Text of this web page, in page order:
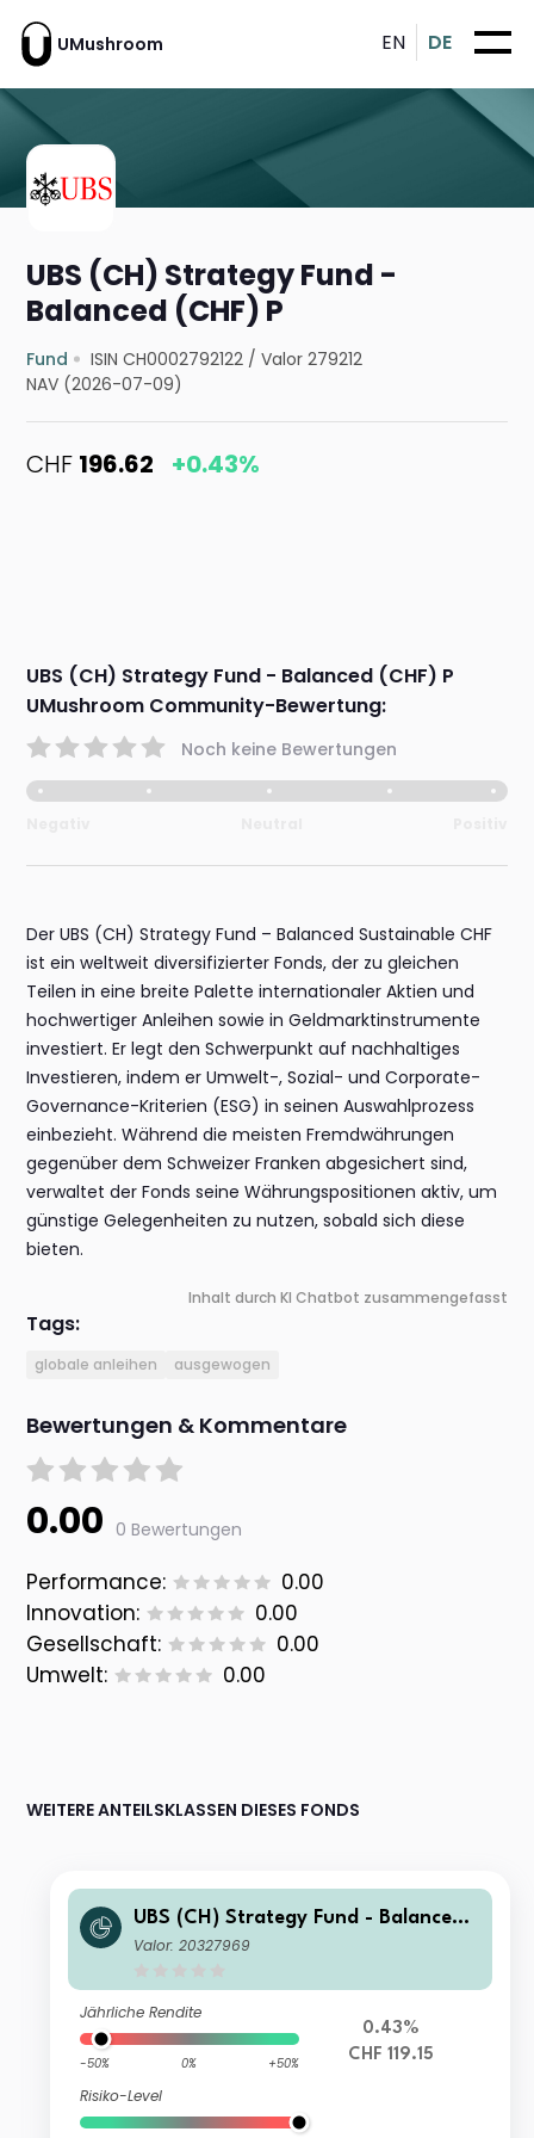
UMushroom EN DE
UBS (CH) Strategy Fund -
Balanced (CHF) P
Fund ISIN CH0002792122 /Valor 279212
NAV (2026-07-09)
CHF 196.62 +0.43%
UBS (CH) Strategy Fund - Balanced (CHF) P
UMushroom Community-Bewertung:
Noch keine Bewertungen
Der UBS (CH) Strategy Fund – Balanced Sustainable CHF
ist ein weltweit diversifizierter Fonds, der zu gleichen
Teilen in eine breite Palette internationaler Aktien und
hochwertiger Anleihen sowie in Geldmarktinstrumente
investiert. Er legt den Schwerpunkt auf nachhaltiges
Investieren, indem er Umwelt-, Sozial- und Corporate-
Governance-Kriterien (ESG) in seinen Auswahlprozess
einbezieht. Während die meisten Fremdwährungen
gegenüber dem Schweizer Franken abgesichert sind,
verwaltet der Fonds seine Währungspositionen aktiv, um
günstige Gelegenheiten zu nutzen, sobald sich diese
bieten.
Inhalt durch KI Chatbot zusammengefasst
Tags:
globale anleihen ausgewogen
Bewertungen & Kommentare
0.00 0 Bewertungen
Performance:
0.00
Innovation:
0.00
Gesellschaft:
0.00
Umwelt:
0.00
WEITERE ANTEILSKLASSEN DIESES FONDS
UBS (CH) Strategy Fund - Balanced
(CHF) Q
Valor: 20327969
Jährliche Rendite
-50% 0% +50%
Risiko-Level
0.43%
CHF 119.15